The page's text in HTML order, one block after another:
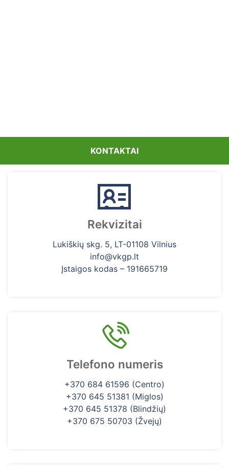
KONTAKTAI
Rekvizitai
Lukiškių skg. 5, LT-01108 Vilnius
info@vkgp.lt
Įstaigos kodas – 191665719
Telefono numeris
+370 684 61596 (Centro)
+370 645 51381 (Miglos)
+370 645 51378 (Blindžių)
+370 675 50703 (Žvejų)